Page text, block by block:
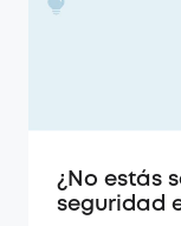
¿No estás
seguridad